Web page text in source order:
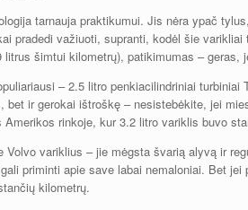
tarnauja praktikumui. Jis nėra ypač
pradedi važiuoti, supranti, kodėl šie
šimtui kilometrų), patikimumas – geras,
– 2.5 litro penkiacilindriniai
bet ir gerokai ištroškę – nesistebėkite, jei
rinkoje, kur 3.2 litro variklis buvo
variklius – jie mėgsta švarią alyvą ir
priminti apie save labai nemaloniai. Bet
kilometrų.